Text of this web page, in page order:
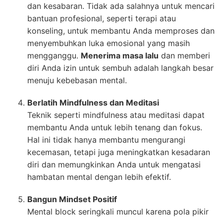
dan kesabaran. Tidak ada salahnya untuk mencari
bantuan profesional, seperti terapi atau
konseling, untuk membantu Anda memproses dan
menyembuhkan luka emosional yang masih
mengganggu. Menerima masa lalu dan memberi
diri Anda izin untuk sembuh adalah langkah besar
menuju kebebasan mental.
Berlatih Mindfulness dan Meditasi
Teknik seperti mindfulness atau meditasi dapat
membantu Anda untuk lebih tenang dan fokus.
Hal ini tidak hanya membantu mengurangi
kecemasan, tetapi juga meningkatkan kesadaran
diri dan memungkinkan Anda untuk mengatasi
hambatan mental dengan lebih efektif.
Bangun Mindset Positif
Mental block seringkali muncul karena pola pikir